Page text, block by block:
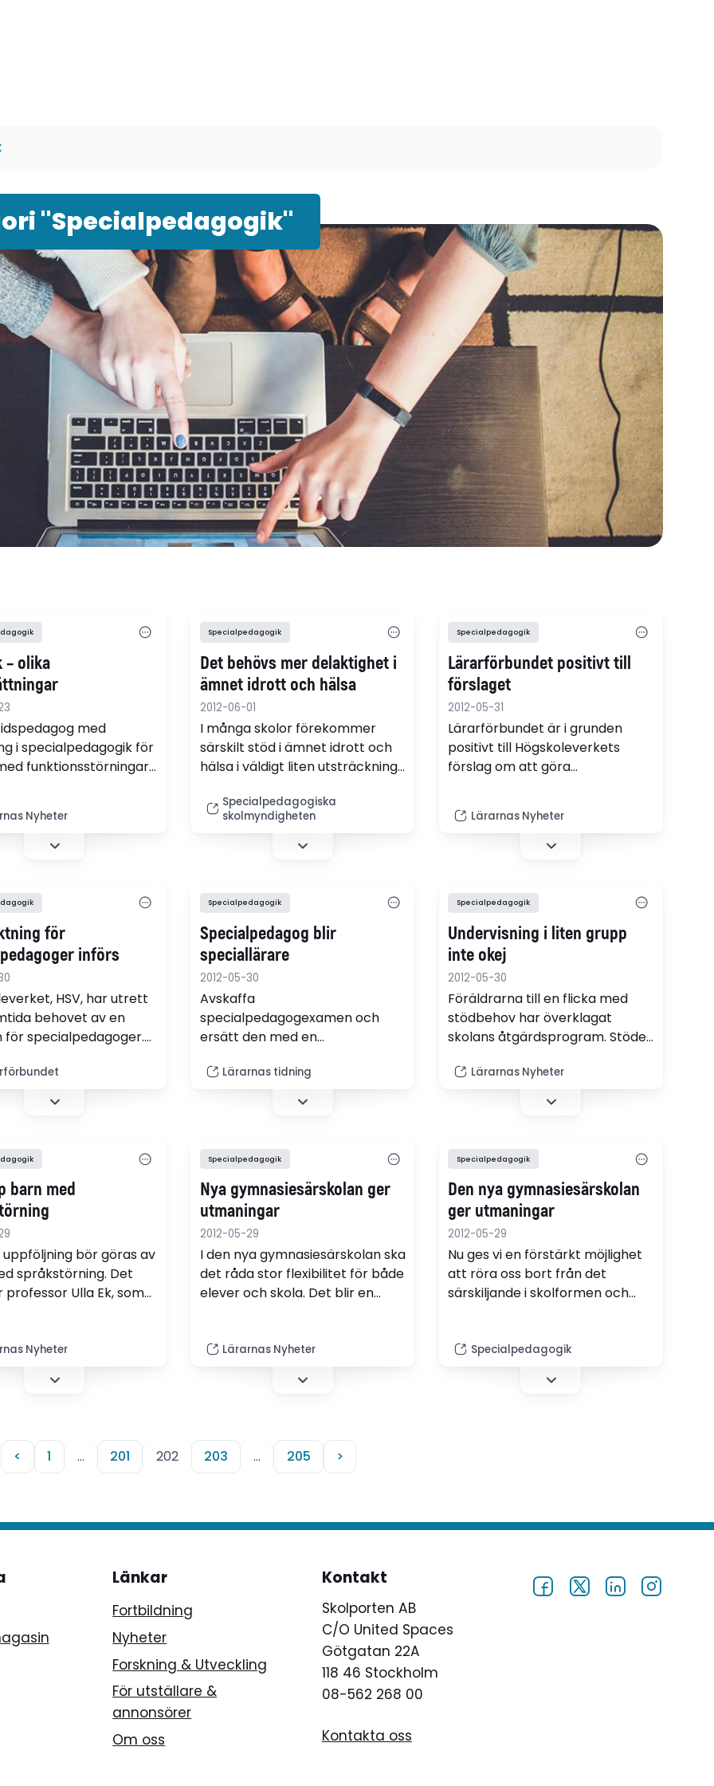
"Specialpedagogik"
– olika
med
i specialpedagogik för
funktionsstörningar
på jobbet.
idrottslekar dansar
armkrok
Nyheter
Specialpedagogik
Det behövs mer delaktighet i
ämnet idrott och hälsa
2012-06-01
I många skolor förekommer
särskilt stöd i ämnet idrott och
hälsa i väldigt liten utsträckning.
av brist på delaktighet. Det
berättar Skolinspektionen i en
rapport som släpptes under
skolmyndighetens rådgivare
Specialpedagogiska
skolmyndigheten
Specialpedagogik
Lärarförbundet positivt till
förslaget
2012-05-31
Lärarförbundet är i grunden
positivt till Högskoleverkets
förslag om att göra
en inriktning inom
speciallärarutbildningen.
Lärarnas Nyheter
för
införs
HSV, har utrett
behovet av en
för specialpedagoger.
tas bort, men att det
en ny gren inom
Specialpedagogik
Specialpedagog blir
speciallärare
2012-05-30
Avskaffa
specialpedagogexamen och
ersätt den med en
inriktning mot
specialpedagogiskt arbete. Det
specialpedagoger.
Lärarnas tidning
Specialpedagogik
Undervisning i liten grupp
inte okej
2012-05-30
Föräldrarna till en flicka med
stödbehov har överklagat
skolans åtgärdsprogram. Stödet
hon fick undervisning i en liten
grupp och det ville inte
föräldrarnas uppfattning och
har nu beslutat att upphäva
åtgärdsprogrammet.
Lärarnas Nyheter
barn med
uppföljning bör göras av
språkstörning. Det
Ulla Ek, som
Nyheter
Specialpedagogik
Nya gymnasiesärskolan ger
utmaningar
2012-05-29
I den nya gymnasiesärskolan ska
det råda stor flexibilitet för både
elever och skola. Det blir en
information om de val som är
möjliga för eleven.
Lärarnas Nyheter
Specialpedagogik
Den nya gymnasiesärskolan
ger utmaningar
2012-05-29
Nu ges vi en förstärkt möjlighet
att röra oss bort från det
särskiljande i skolformen och
kunskapsutveckling. Det vi
uppmärksammar förstärks!
skriver Ingrid Schmiterlöw,
Specialpedagogik
< 1 … 201 202 203 … 205 >
Länkar
Fortbildning
Nyheter
Forskning & Utveckling
För utställare &
annonsörer
Om oss
Kontakt
Skolporten AB
C/O United Spaces
Götgatan 22A
118 46 Stockholm
08-562 268 00
Kontakta oss